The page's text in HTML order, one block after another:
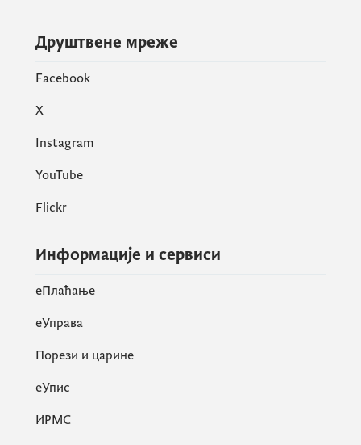
Друштвене мреже
Facebook
X
Instagram
YouTube
Flickr
Информације и сервиси
eПлаћање
еУправа
Порези и царине
eУпис
ИРМС